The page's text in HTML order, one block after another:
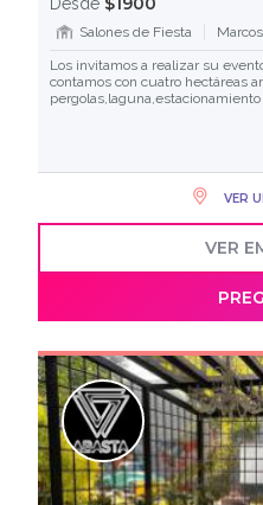
Salones de Fiesta
Los invitamos a realizar su
contamos con cuatro hectáreas
pergolas,laguna,estacionamiento
VER
VER